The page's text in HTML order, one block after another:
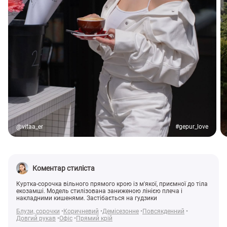
@vitaa_er #gepur_love
Коментар стиліста
Куртка-сорочка вільного прямого крою із м'якої, приємної до тіла
екозамші. Модель стилізована заниженою лінією плеча і
накладними кишенями. Застібається на гудзики
Блузи, сорочки
Коричневий Демісезонне
Повсякденний
Довгий рукав Офіс Прямий крій